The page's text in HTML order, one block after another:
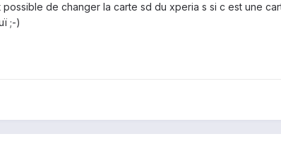
de changer la carte sd du xperia s si c est une
;-)